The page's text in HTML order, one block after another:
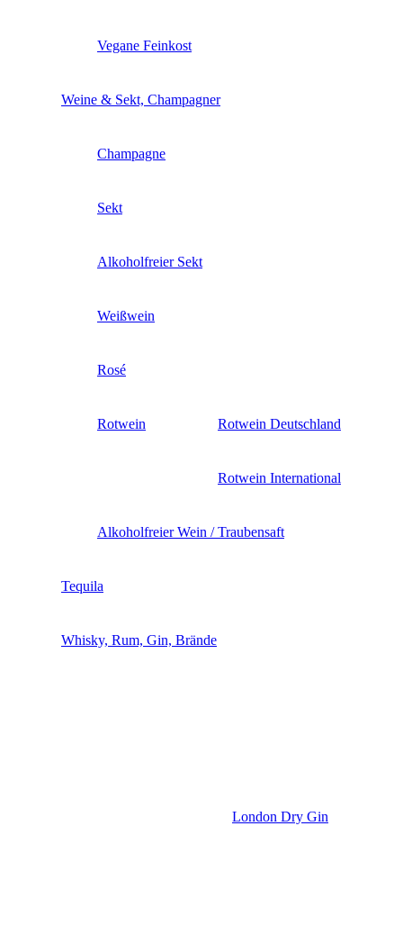
Vegane Feinkost
Weine & Sekt, Champagner
Champagne
Sekt
Alkoholfreier Sekt
Weißwein
Rosé
Rotwein Rotwein Deutschland
Rotwein International
Alkoholfreier Wein / Traubensaft
Tequila
Whisky, Rum, Gin, Brände
London Dry Gin